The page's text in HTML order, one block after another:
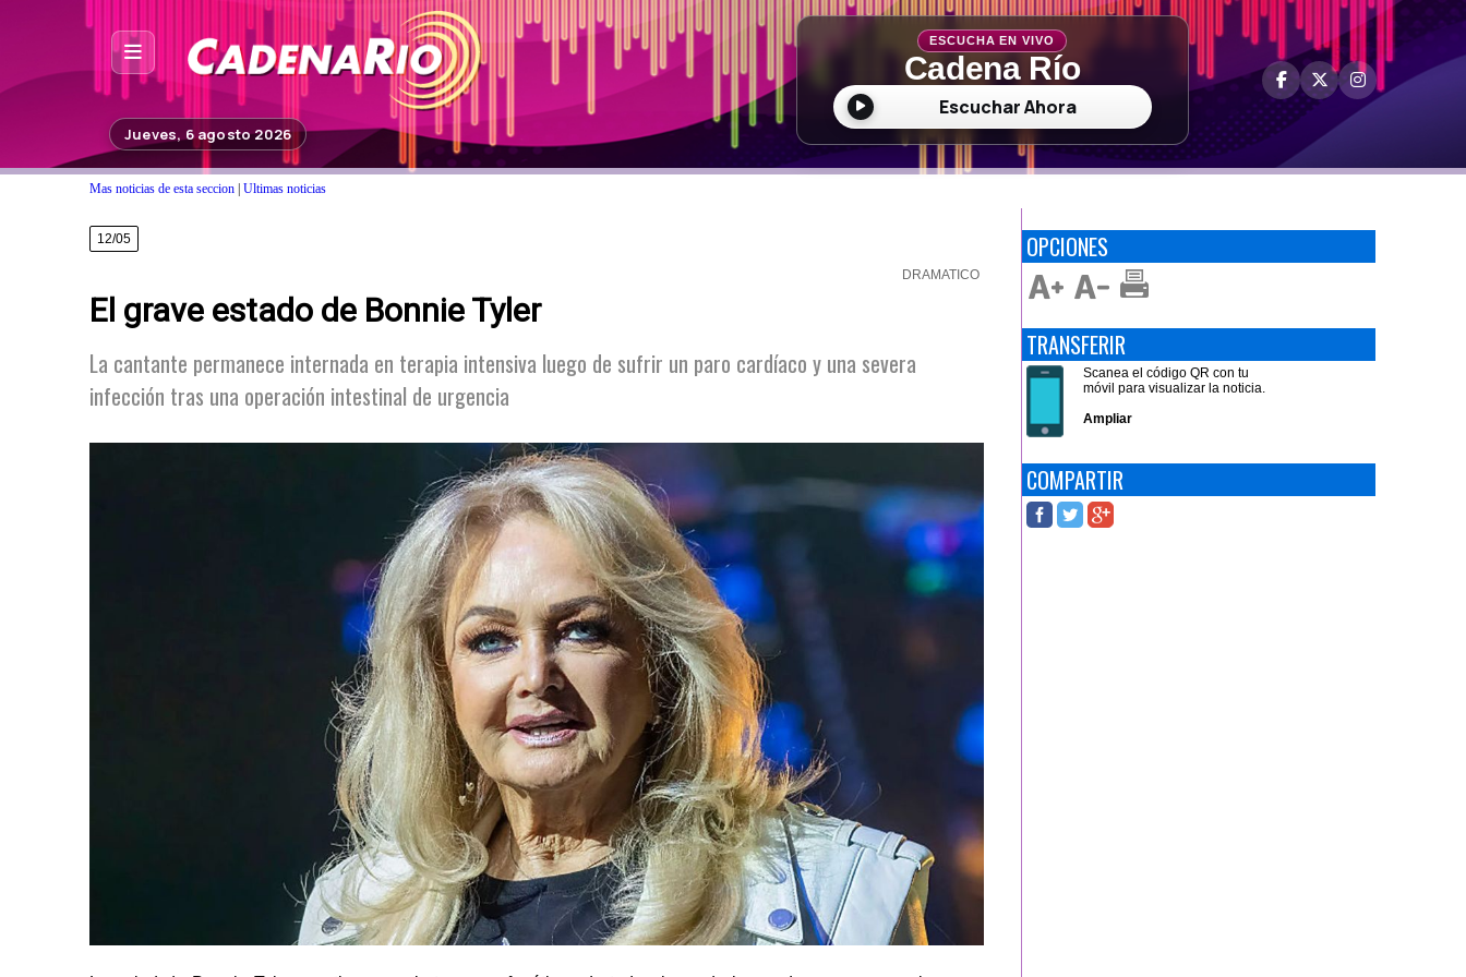
Noticias
Fuera de Foco
Programación
Contacto
Jueves, 6 agosto 2026
ESCUCHA EN VIVO
Cadena Río
Escuchar Ahora
Mas noticias de esta seccion Ultimas noticias
12/05
DRAMATICO
El grave estado de Bonnie Tyler
La cantante permanece internada en terapia intensiva luego de sufrir un paro cardíaco y una severa
infección tras una operación intestinal de urgencia
OPCIONES
TRANSFERIR
Scanea el código QR con tu
móvil para visualizar la noticia.
Ampliar
COMPARTIR